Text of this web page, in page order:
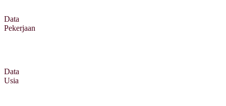
Data
Pekerjaan
Data
Usia